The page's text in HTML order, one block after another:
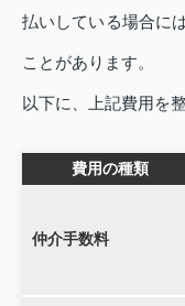
払いしている場合に
ことがあります。
以下に、上記費用を
費用の種類
仲介手数料